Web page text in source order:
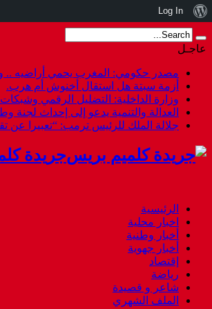
عاجـل
مصدر حكومي: المغرب يحمي أراضيه ..
أزمة سبتة هل استقال أخنوش أم هرب.
وزارة الداخلية: التضليل الرقمي
العدالة والتنمية يدعو إلى إحداث
جلالة الملك للرئيس ترمب: “تعبيرا
جريدة
الرئيسية
اخبار محلية
أخبار وطنية
أخبار جهوية
إقتصاد
رياضة
شاعر و قصيدة
الملف الشهري
نبذة
عن
ووردبريس
Log In